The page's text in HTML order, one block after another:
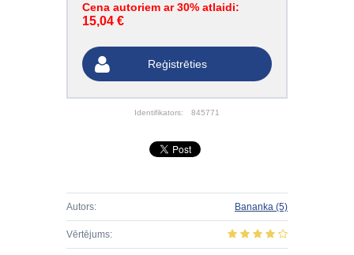
Cena autoriem ar 30% atlaidi:
15,04 €
Reģistrēties
Identifikators: 845771
Autors: Bananka (5)
Vērtējums: